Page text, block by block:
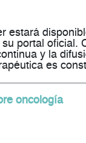
estará
portal oficial.
y la
es
oncología